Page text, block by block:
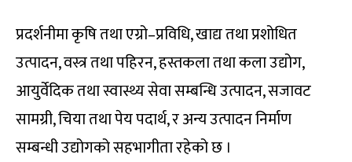
प्रदर्शनीमा कृषि तथा एग्रो–प्रविधि, खाद्य तथा प्रशोधित
उत्पादन, वस्त्र तथा पहिरन, हस्तकला तथा कला उद्योग,
आयुर्वेदिक तथा स्वास्थ्य सेवा सम्बन्धि उत्पादन, सजावट
सामग्री, चिया तथा पेय पदार्थ, र अन्य उत्पादन निर्माण
सम्बन्धी उद्योगको सहभागीता रहेको छ ।